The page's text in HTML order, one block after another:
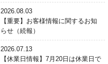
2026.08.03
【重要】お客様情報に関するお知
らせ（続報）
2026.07.13
【休業日情報】7月20日は休業日で